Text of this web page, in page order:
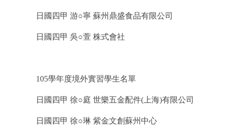
日國四甲 游○寧 蘇州鼎盛食品有限公司
日國四甲 吳○萱 株式會社
105學年度境外實習學生名單
日國四甲 徐○庭 世樂五金配件(上海)有限公司
日國四甲 徐○琳 紫金文創蘇州中心